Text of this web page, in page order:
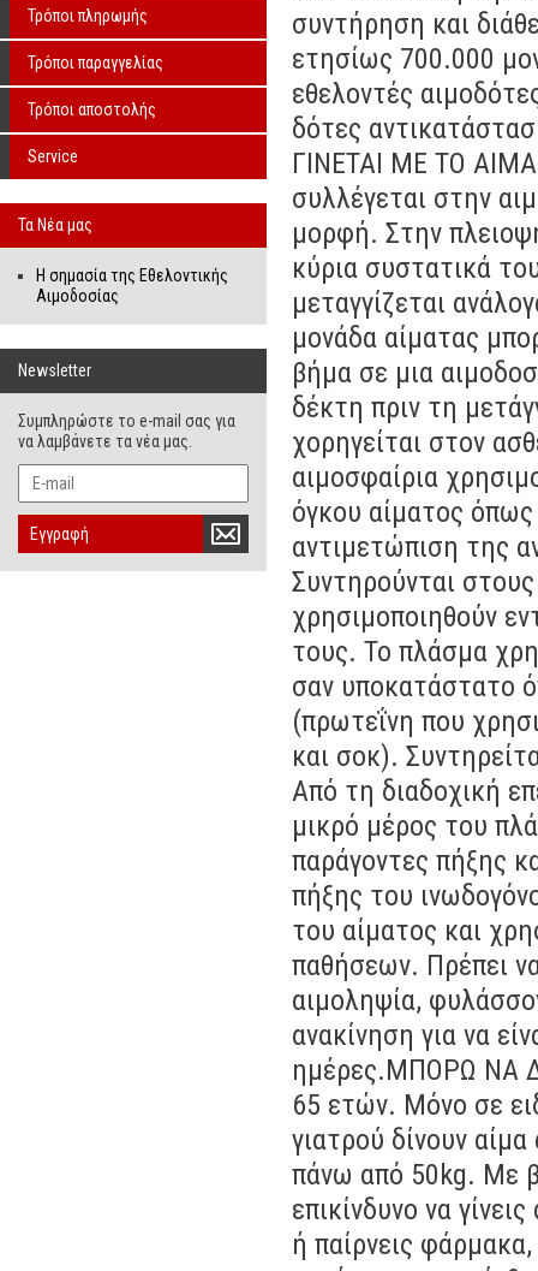
συντήρηση και
ετησίως 700.000
εθελοντές
δότες
ΓΙΝΕΤΑΙ ΜΕ ΤΟ
συλλέγεται στην
μορφή. Στην
κύρια συστατικά
μεταγγίζεται
μονάδα αίματας
βήμα σε μια
δέκτη πριν τη
χορηγείται στον
αιμοσφαίρια
όγκου αίματος
αντιμετώπιση της
Συντηρούνται
χρησιμοποιηθούν
τους. Το πλάσμα
σαν υποκατάστατο
(πρωτεΐνη που
και σοκ).
Από τη διαδοχική
μικρό μέρος του
παράγοντες πήξης
πήξης του
του αίματος και
παθήσεων. Πρέπει
αιμοληψία,
ανακίνηση για να
ημέρες.MΠΟΡΩ ΝΑ
65 ετών. Μόνο σε
γιατρού δίνουν
πάνω από 50kg. Με
επικίνδυνο να
ή παίρνεις
Τρόποι πληρωμής
Τρόποι παραγγελίας
Τρόποι αποστολής
Service
Τα Νέα μας
Η σημασία της Εθελοντικής
Αιμοδοσίας
Newsletter
Συμπληρώστε το e-mail σας για
να λαμβάνετε τα νέα μας.
Εγγραφή